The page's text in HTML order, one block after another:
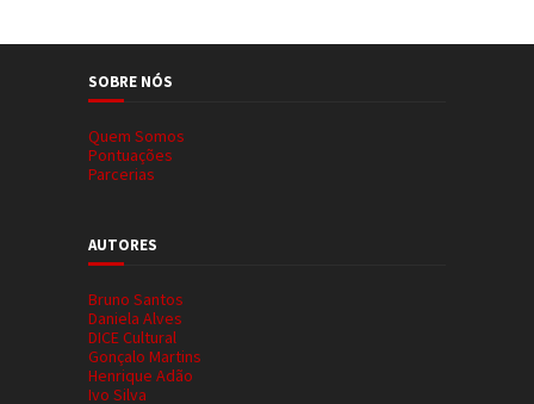
SOBRE NÓS
Quem Somos
Pontuações
Parcerias
AUTORES
Bruno Santos
Daniela Alves
DICE Cultural
Gonçalo Martins
Henrique Adão
Ivo Silva